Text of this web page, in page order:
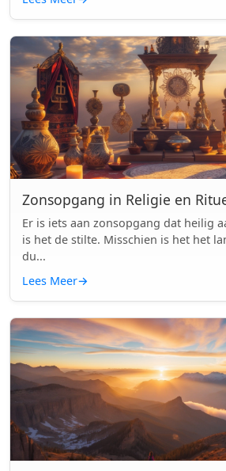
Zonsopgang in Religie en
Er is iets aan zonsopgang dat heilig
is het de stilte. Misschien is het het
du...
Lees Meer→